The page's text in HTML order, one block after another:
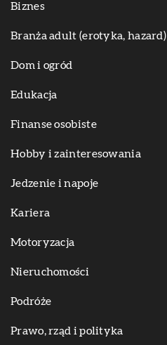
Biznes
Branża adult (erotyka, hazard)
Dom i ogród
Edukacja
Finanse osobiste
Hobby i zainteresowania
Jedzenie i napoje
Kariera
Motoryzacja
Nieruchomości
Podróże
Prawo, rząd i polityka